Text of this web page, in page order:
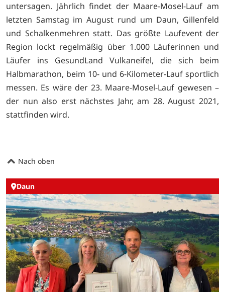
untersagen. Jährlich findet der Maare-Mosel-Lauf am
letzten Samstag im August rund um Daun, Gillenfeld
und Schalkenmehren statt. Das größte Laufevent der
Region lockt regelmäßig über 1.000 Läuferinnen und
Läufer ins GesundLand Vulkaneifel, die sich beim
Halbmarathon, beim 10- und 6-Kilometer-Lauf sportlich
messen. Es wäre der 23. Maare-Mosel-Lauf gewesen –
der nun also erst nächstes Jahr, am 28. August 2021,
stattfinden wird.
Nach oben
Daun